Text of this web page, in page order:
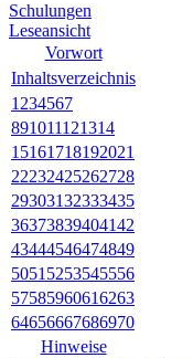
Schulungen
Leseansicht
Vorwort
Inhaltsverzeichnis
1 234567
891011121314
15161718192021
22232425262728
29303132333435
36373839404142
43444546474849
5051 5253545556
57585960616263
64656667686970
Hinweise